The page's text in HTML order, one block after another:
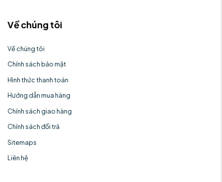
Về chúng tôi
Về chúng tôi
Chính sách bảo mật
Hình thức thanh toán
Hướng dẫn mua hàng
Chính sách giao hàng
Chính sách đổi trả
Sitemaps
Liên hệ